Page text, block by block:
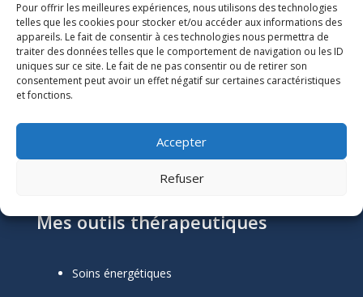
Pour offrir les meilleures expériences, nous utilisons des technologies
telles que les cookies pour stocker et/ou accéder aux informations des
appareils. Le fait de consentir à ces technologies nous permettra de
traiter des données telles que le comportement de navigation ou les ID
uniques sur ce site. Le fait de ne pas consentir ou de retirer son
consentement peut avoir un effet négatif sur certaines caractéristiques
et fonctions.
Accepter
Refuser
douleurs chroniques, de stress, ou de blocages
émotionnels, ses soins naturels et holistiques sont
conçus pour harmoniser votre énergie et restaurer
votre équilibre.
Mentions Légales
Mes outils thérapeutiques
Soins énergétiques